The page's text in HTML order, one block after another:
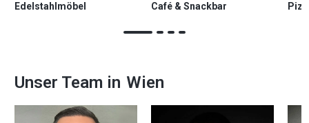
Edelstahlmöbel Café & Snackbar
Unser Team in Wien